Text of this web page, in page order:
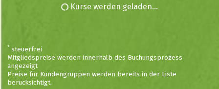
Kurse werden geladen...
* steuerfrei
Mitgliedspreise werden innerhalb des Buchungsprozess
angezeigt
Preise für Kundengruppen werden bereits in der Liste
berücksichtigt.